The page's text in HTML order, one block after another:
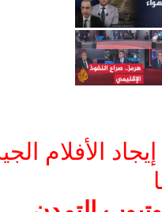
الأفلام